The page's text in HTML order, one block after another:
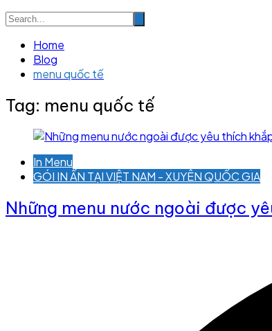
Home
Blog
menu quốc tế
Tag: menu quốc tế
In Menu
GÓI IN ẤN TẠI VIỆT NAM - XUYÊN QUỐC GIA
Những menu nước ngoài được